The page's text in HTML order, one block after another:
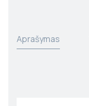
Aprašymas